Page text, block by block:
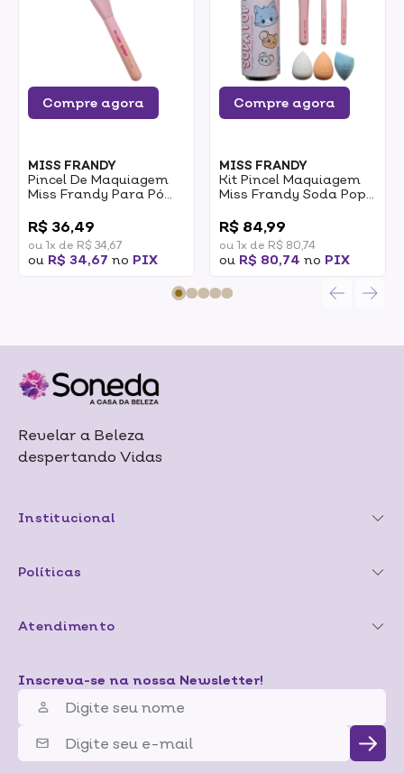
Compre agora
MISS FRANDY
Pincel De Maquiagem
Miss Frandy Para Pó
R$ 36,49
ou 1x de R$ 34,67
ou R$ 34,67 no PIX
Compre agora
MISS FRANDY
Kit Pincel Maquiagem
Miss Frandy Soda Pop
R$ 84,99
ou 1x de R$ 80,74
ou R$ 80,74 no PIX
Revelar a Beleza
despertando Vidas
Institucional
Políticas
Atendimento
Inscreva-se na nossa Newsletter!